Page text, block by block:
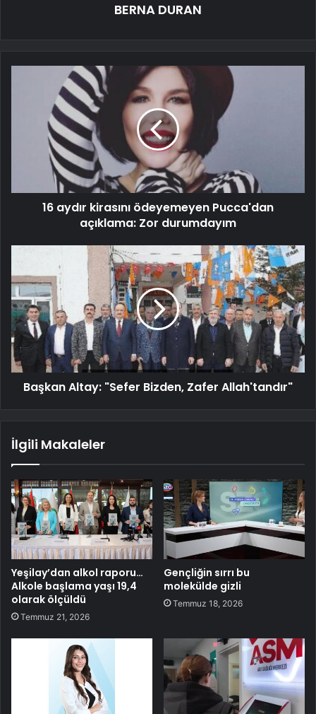
BERNA DURAN
16 aydır kirasını ödeyemeyen Pucca'dan
açıklama: Zor durumdayım
Başkan Altay: "Sefer Bizden, Zafer Allah'tandır"
İlgili Makaleler
Yeşilay’dan alkol raporu…
Alkole başlama yaşı 19,4
olarak ölçüldü
Temmuz 21, 2026
Gençliğin sırrı bu
molekülde gizli
Temmuz 18, 2026